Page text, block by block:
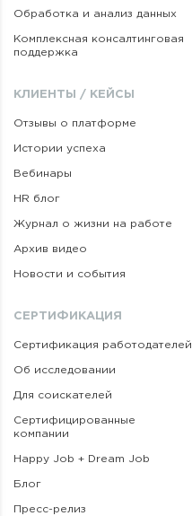
Обработка и анализ данных
Комплексная консалтинговая
поддержка
КЛИЕНТЫ / КЕЙСЫ
Отзывы о платформе
Истории успеха
Вебинары
HR блог
Журнал о жизни на работе
Архив видео
Новости и события
СЕРТИФИКАЦИЯ
Сертификация работодателей
Об исследовании
Для соискателей
Сертифицированные
компании
Happy Job + Dream Job
Блог
Пресс-релиз